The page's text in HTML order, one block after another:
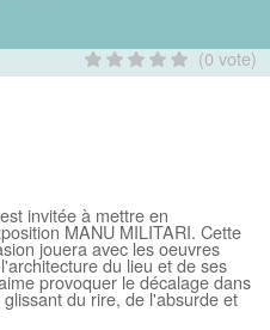
(0 vote)
invitée à mettre en
MANU MILITARI. Cette
jouera avec les oeuvres
du lieu et de ses
provoquer le décalage dans
du rire, de l'absurde et